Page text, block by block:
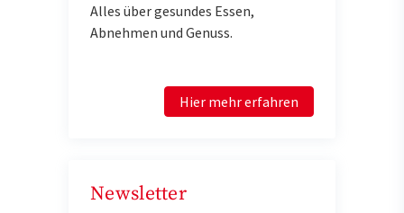
Alles über gesundes Essen,
Abnehmen und Genuss.
Hier mehr erfahren
Newsletter